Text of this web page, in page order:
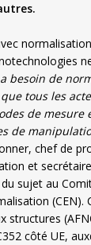
besoin de
tous les
de mesure
de
chef de
et
sujet au
(CEN).
structures
côté UE,